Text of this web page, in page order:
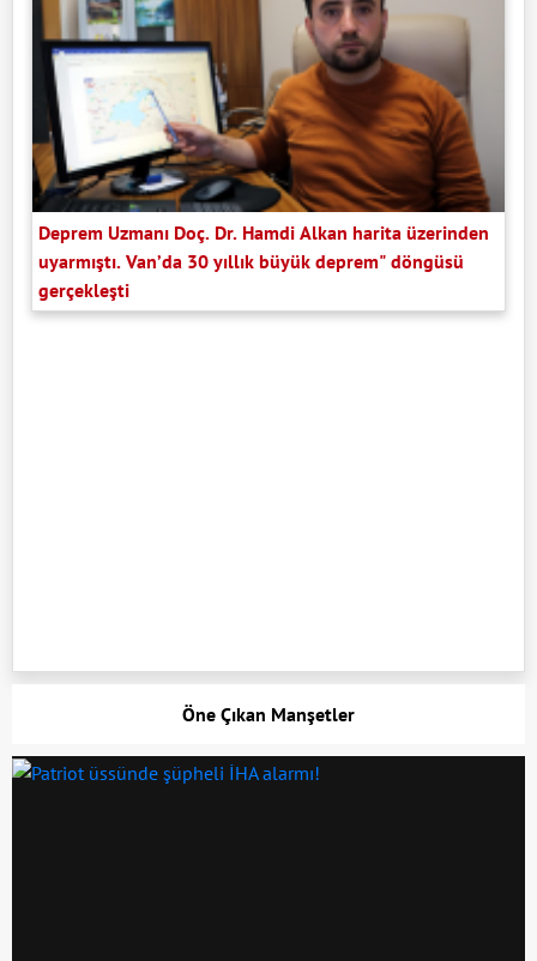
Deprem Uzmanı Doç. Dr. Hamdi Alkan harita üzerinden
uyarmıştı. Van’da 30 yıllık büyük deprem" döngüsü
gerçekleşti
Öne Çıkan Manşetler